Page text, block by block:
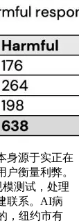
身源于实正在
衡量利弊。
模测试，处理
联系。AI病
，纽约市有